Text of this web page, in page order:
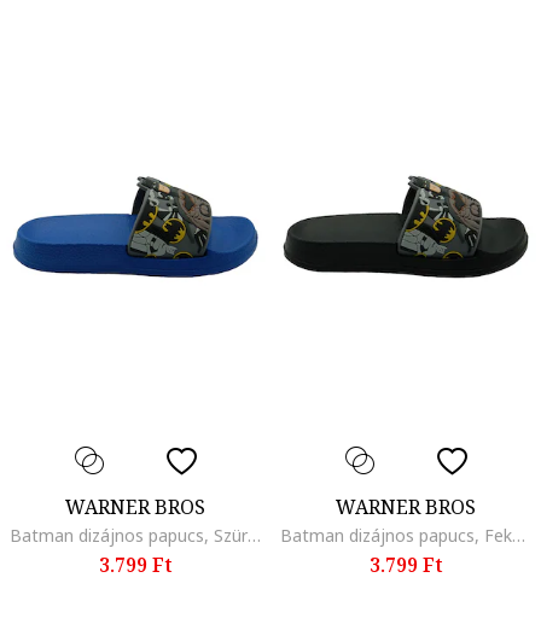
WARNER BROS
Batman dizájnos papucs, Szürke/Kék
3.799 Ft
WARNER BROS
Batman dizájnos papucs, Fekete/Szürke
3.799 Ft